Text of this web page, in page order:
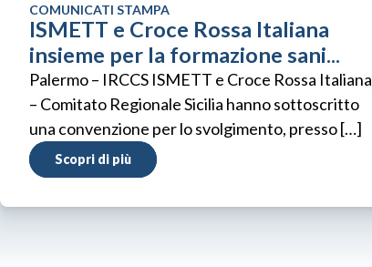
COMUNICATI STAMPA
ISMETT e Croce Rossa Italiana
insieme per la formazione sani...
Palermo – IRCCS ISMETT e Croce Rossa Italiana
– Comitato Regionale Sicilia hanno sottoscritto
una convenzione per lo svolgimento, presso […]
Scopri di più